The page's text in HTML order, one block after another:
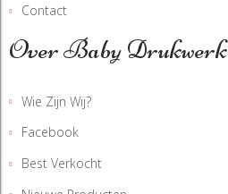
Contact
Over Baby Drukwerk
Wie Zijn Wij?
Facebook
Best Verkocht